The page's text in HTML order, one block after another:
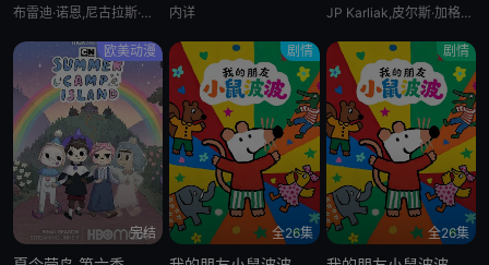
布雷迪·诺恩,尼古拉斯·坎图,迈克·艾贝,小肖恩·布朗,阿尤·艾德维利 内详 JP Karliak,皮尔斯·加格农,凯文·迈克尔·理查德森,Alex Cazares
欧美动漫
完结
剧情
全26集
剧情
全26集